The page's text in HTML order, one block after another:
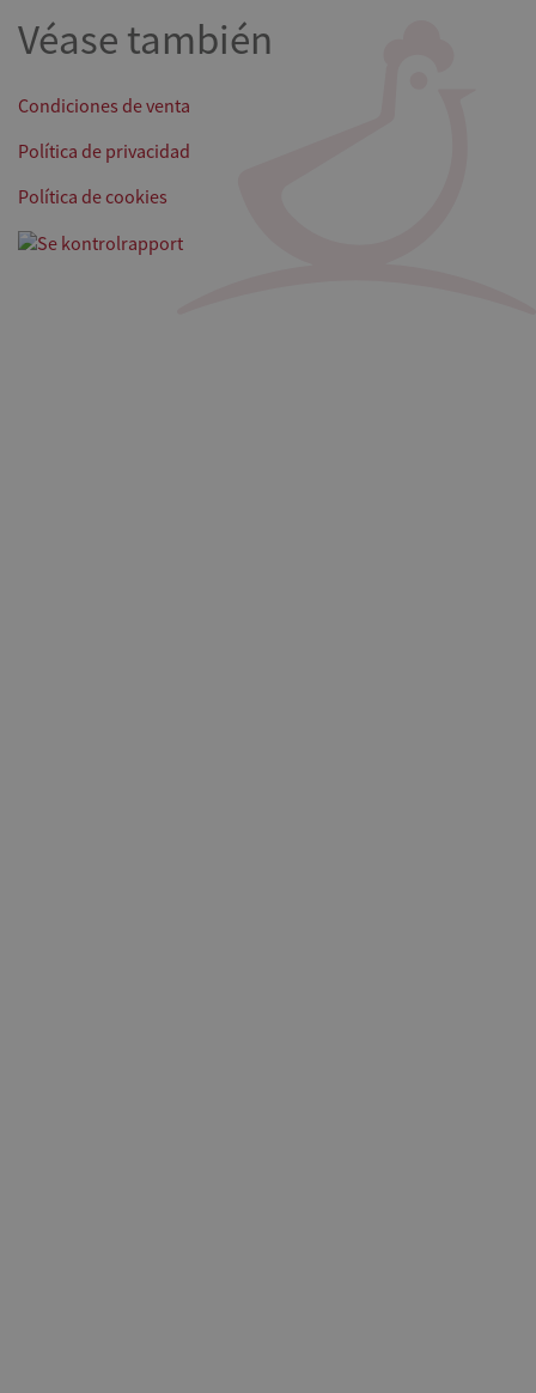
Véase también
Condiciones de venta
Política de privacidad
Política de cookies